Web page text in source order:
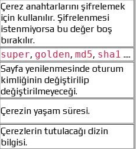
Çerez anahtarlarını şifrelemek
için kullanılır. Şifrelenmesi
istenmiyorsa bu değer boş
bırakılır.
super, golden, md5, sha1 ....
Sayfa yenilenmesinde oturum
kimliğinin değiştirilip
değiştirilmeyeceği.
Çerezin yaşam süresi.
Çerezlerin tutulacağı dizin
bilgisi.